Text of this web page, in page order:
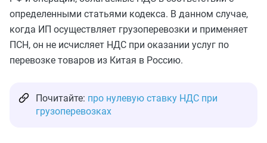
определенными статьями кодекса. В данном случае,
когда ИП осуществляет грузоперевозки и применяет
ПСН, он не исчисляет НДС при оказании услуг по
перевозке товаров из Китая в Россию.
Почитайте: про нулевую ставку НДС при
грузоперевозках